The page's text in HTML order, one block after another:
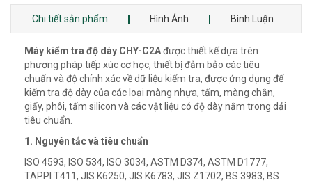
Chi tiết sản phẩm Hình Ảnh Bình Luận
Máy kiểm tra độ dày CHY-C2Ađược thiết kế dựa trên
phương pháp tiếp xúc cơ học, thiết bị đảm bảo các tiêu
chuẩn và độ chính xác về dữ liệu kiểm tra, được ứng dụng để
kiểm tra độ dày của các loại màng nhựa, tấm, màng chắn,
giấy, phôi, tấm silicon và các vật liệu có độ dày nằm trong dải
tiêu chuẩn.
1. Nguyên tắc và tiêu chuẩn
ISO 4593, ISO 534, ISO 3034, ASTM D374, ASTM D1777,
TAPPI T411, JIS K6250, JIS K6783, JIS Z1702, BS 3983, BS